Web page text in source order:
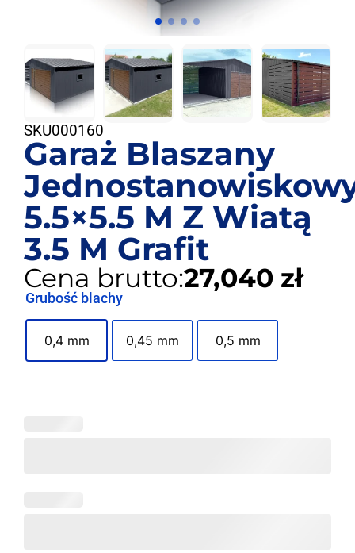
SKU000160
Garaż Blaszany
5.5×5.5 M Z Wiatą
3.5 M Grafit
Cena brutto:27,040 zł
Grubość blachy
0,4 mm 0,45 mm 0,5 mm